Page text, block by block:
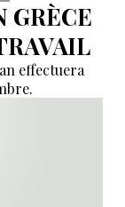
GRÈCE
effectuera